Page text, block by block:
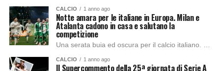
CALCIO 1 anno ago
Notte amara per le italiane in Europa. Milan e
Atalanta cadono in casa e salutano la
competizione
CALCIO 1 anno ago
Il Supercommento della 25ª giornata di Serie A